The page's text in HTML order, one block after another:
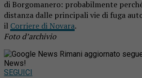
di Borgomanero: probabilmente
distanza dalle principali vie di fuga
il Corriere di Novara.
Foto d’archivio
Rimani aggiornato
News!
SEGUICI